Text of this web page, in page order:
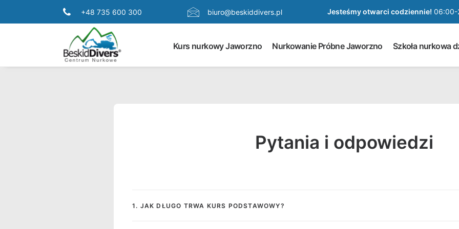
+48 735 600 300 biuro@beskiddivers.pl Jesteśmy otwarci codziennie! 06:00-
Kurs nurkowy Jaworzno Nurkowanie Próbne Jaworzno Szkoła nurkowa
Pytania i odpowiedzi
1. JAK DŁUGO TRWA KURS PODSTAWOWY?